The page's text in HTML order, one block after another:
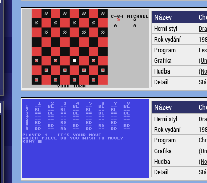
Název
Herní styl
Rok vydání
Program
Grafika
Hudba
Detail
Název
Herní styl
Rok vydání
Program
Grafika
Hudba
Detail